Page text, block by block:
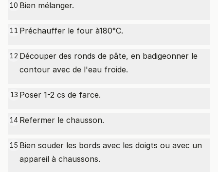
10 Bien mélanger.
11 Préchauffer le four à180°C.
12 Découper des ronds de pâte, en badigeonner le
contour avec de l'eau froide.
13 Poser 1-2 cs de farce.
14 Refermer le chausson.
15 Bien souder les bords avec les doigts ou avec un
appareil à chaussons.